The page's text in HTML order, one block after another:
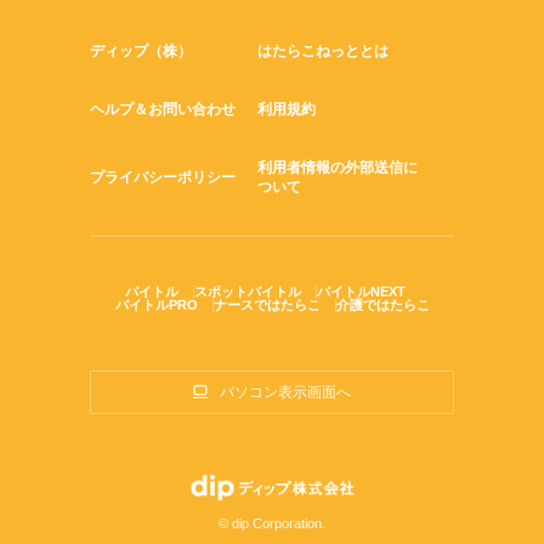
ディップ（株） はたらこねっととは
ヘルプ＆お問い合わせ 利用規約
プライバシーポリシー
利用者情報の外部送信に
ついて
バイトル スポットバイトル
バイトルNEXT
バイトルPRO
ナースではたらこ 介護ではたらこ
パソコン表示画面へ
© dip Corporation.